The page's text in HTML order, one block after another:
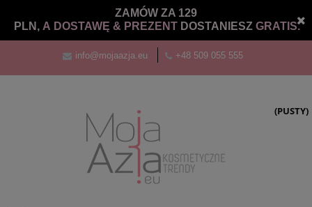
ZAMÓW ZA 129
PLN, A DOSTAWĘ & PREZENT DOSTANIESZ GRATIS.
info@mojaazja.eu +48 509 055 555
(PUSTY)